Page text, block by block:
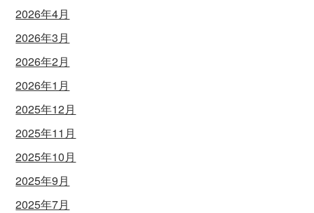
2026年4月
2026年3月
2026年2月
2026年1月
2025年12月
2025年11月
2025年10月
2025年9月
2025年7月